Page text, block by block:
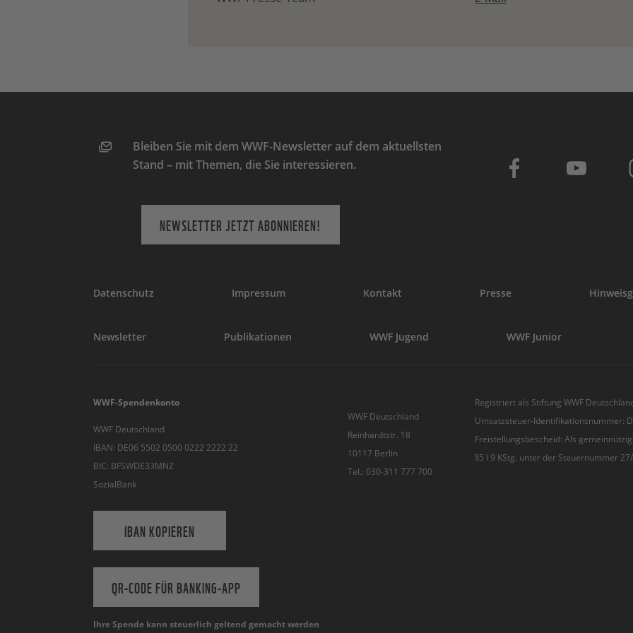
Bleiben Sie mit dem WWF-Newsletter auf dem aktuellsten
Stand – mit Themen, die Sie interessieren.
NEWSLETTER JETZT ABONNIEREN!
Datenschutz Impressum Kontakt Presse
Newsletter Publikationen WWF Jugend WWF Junior
WWF-Spendenkonto
WWF Deutschland
IBAN: DE06 5502 0500 0222 2222 22
BIC: BFSWDE33MNZ
SozialBank
IBAN KOPIEREN
QR-CODE FÜR BANKING-APP
WWF Deutschland
Reinhardtstr. 18
10117 Berlin
Tel.: 030-311 777 700
Ihre Spende kann steuerlich geltend gemacht werden
Registriert als Stiftung WWF
Umsatzsteuer-Identifikationsnummer:
Freistellungsbescheid: Als
§5 I 9 KStg. unter der Steuernummer